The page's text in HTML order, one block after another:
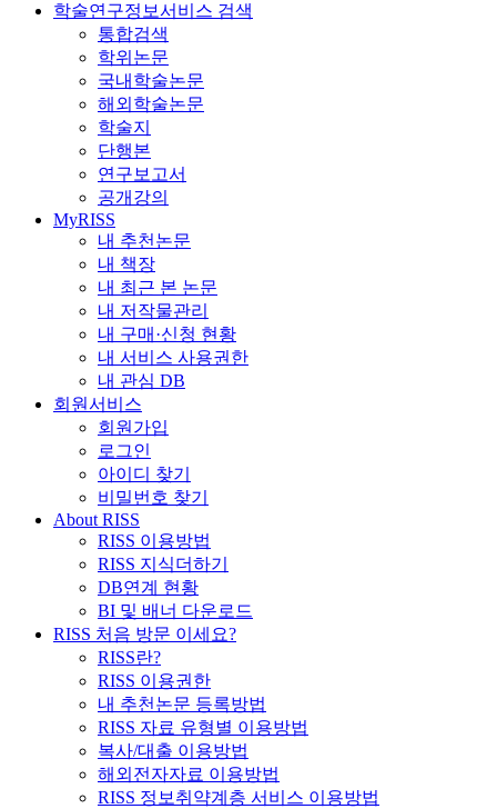
학술연구정보서비스 검색
통합검색
학위논문
국내학술논문
해외학술논문
학술지
단행본
연구보고서
공개강의
MyRISS
내 추천논문
내 책장
내 최근 본 논문
내 저작물관리
내 구매·신청 현황
내 서비스 사용권한
내 관심 DB
회원서비스
회원가입
로그인
아이디 찾기
비밀번호 찾기
About RISS
RISS 이용방법
RISS 지식더하기
DB연계 현황
BI 및 배너 다운로드
RISS 처음 방문 이세요?
RISS란?
RISS 이용권한
내 추천논문 등록방법
RISS 자료 유형별 이용방법
복사/대출 이용방법
해외전자자료 이용방법
RISS 정보취약계층 서비스 이용방법